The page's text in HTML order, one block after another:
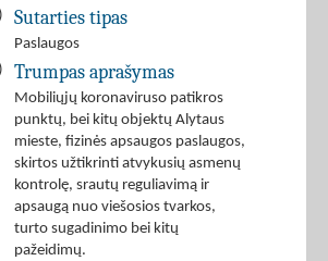
Sutarties tipas
Paslaugos
Trumpas aprašymas
Mobiliųjų koronaviruso patikros
punktų, bei kitų objektų Alytaus
mieste, fizinės apsaugos paslaugos,
skirtos užtikrinti atvykusių asmenų
kontrolę, srautų reguliavimą ir
apsaugą nuo viešosios tvarkos,
turto sugadinimo bei kitų
pažeidimų.